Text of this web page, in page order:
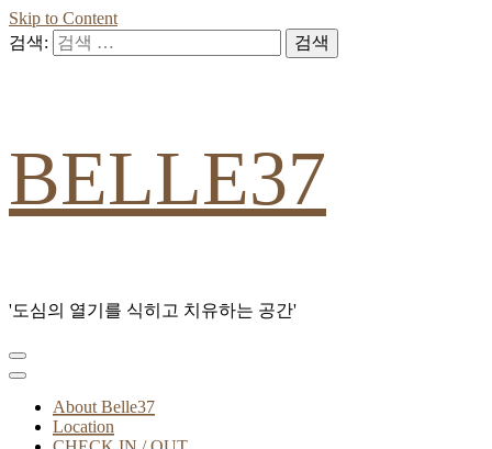
Skip to Content
검색:
BELLE37
'도심의 열기를 식히고 치유하는 공간'
About Belle37
Location